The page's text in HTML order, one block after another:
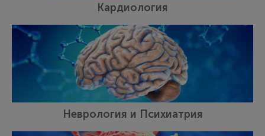
Кардиология
Неврология и Психиатрия